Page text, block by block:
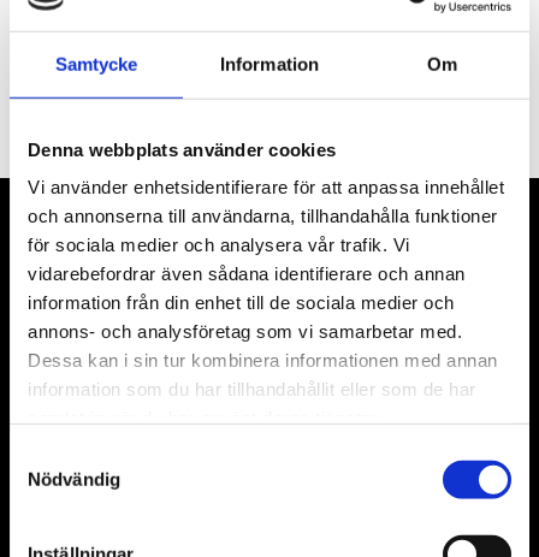
Samtycke Information Om
Denna webbplats använder cookies
Vi använder enhetsidentifierare för att anpassa innehållet
och annonserna till användarna, tillhandahålla funktioner
för sociala medier och analysera vår trafik. Vi
vidarebefordrar även sådana identifierare och annan
information från din enhet till de sociala medier och
annons- och analysföretag som vi samarbetar med.
Dessa kan i sin tur kombinera informationen med annan
information som du har tillhandahållit eller som de har
Nödvändig
troligtvis år 1888 och kallade platsen Dagmarkällan.
Dagmarsparken är ett naturskyddsområde.
För samarbetspartners